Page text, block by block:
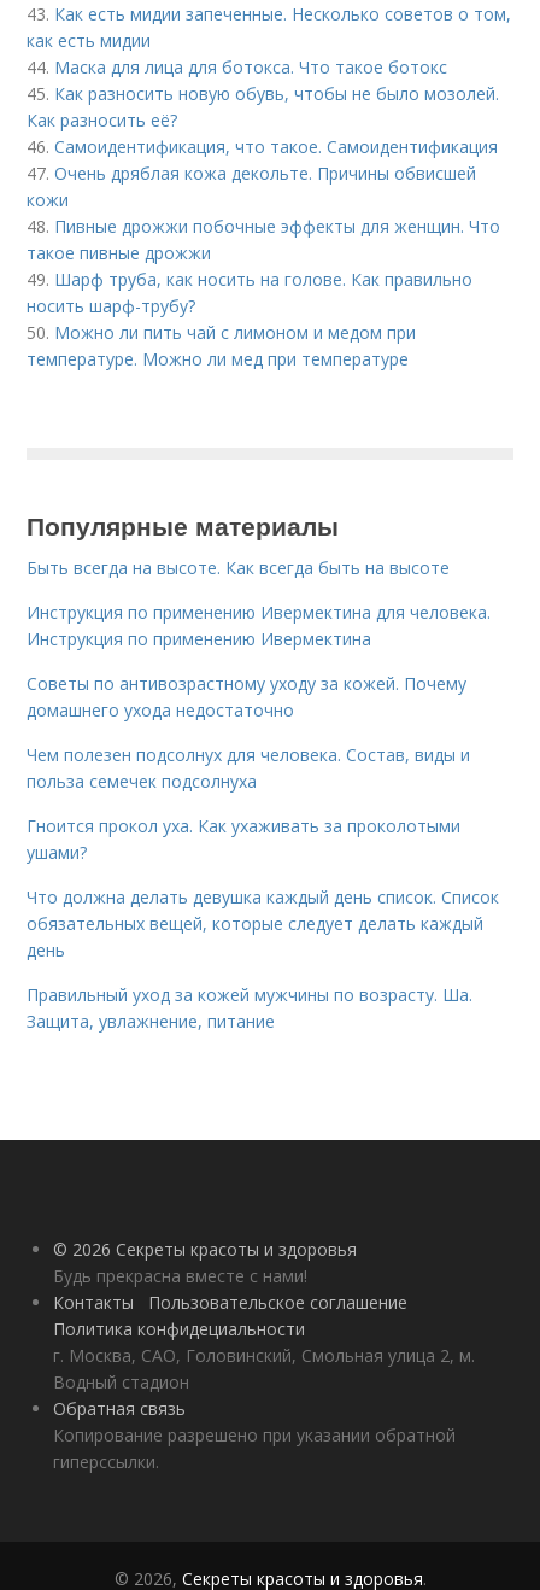
43. Как есть мидии запеченные. Несколько советов о том,
как есть мидии
44. Маска для лица для ботокса. Что такое ботокс
45. Как разносить новую обувь, чтобы не было мозолей.
Как разносить её?
46.Самоидентификация, что такое. Самоидентификация
47.Очень дряблая кожа декольте. Причины обвисшей
кожи
48. Пивные дрожжи побочные эффекты для женщин. Что
такое пивные дрожжи
49. Шарф труба, как носить на голове. Как правильно
носить шарф-трубу?
50. Можно ли пить чай с лимоном и медом при
температуре. Можно ли мед при температуре
Популярные материалы
Быть всегда на высоте. Как всегда быть на высоте
Инструкция по применению Ивермектина для человека.
Инструкция по применению Ивермектина
Советы по антивозрастному уходу за кожей. Почему
домашнего ухода недостаточно
Чем полезен подсолнух для человека. Состав, виды и
польза семечек подсолнуха
Гноится прокол уха. Как ухаживать за проколотыми
ушами?
Что должна делать девушка каждый день список. Список
обязательных вещей, которые следует делать каждый
день
Правильный уход за кожей мужчины по возрасту. Ша.
Защита, увлажнение, питание
© 2026 Секреты красоты и здоровья
Будь прекрасна вместе с нами!
Контакты
Пользовательское соглашение
Политика конфидециальности
г. Москва, САО, Головинский, Смольная улица 2, м.
Водный стадион
Обратная связь
Копирование разрешено при указании обратной
гиперссылки.
© 2026, Секреты красоты и здоровья.